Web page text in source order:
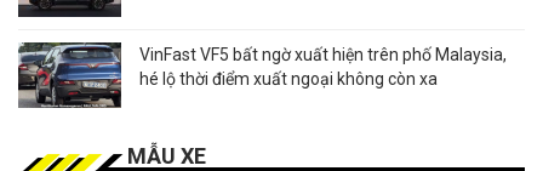
VinFast VF5 bất ngờ xuất hiện trên phố Malaysia,
hé lộ thời điểm xuất ngoại không còn xa
MẪU XE